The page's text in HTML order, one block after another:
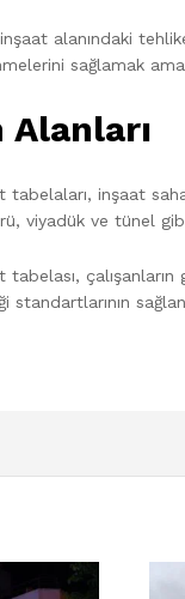
alanındaki
sağlamak
Alanları
tabelaları, inşaat
viyadük ve tünel
tabelası,
standartlarının